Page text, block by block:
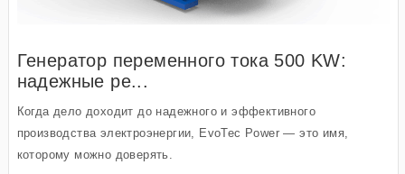
Генератор переменного тока 500 KW:
надежные ре...
Когда дело доходит до надежного и эффективного
производства электроэнергии, EvoTec Power — это имя,
которому можно доверять.